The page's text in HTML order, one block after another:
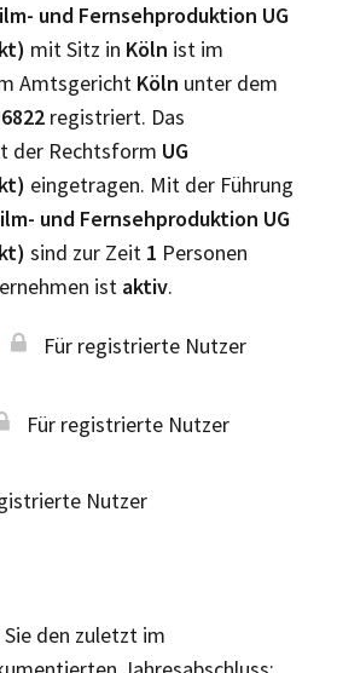
und Fernsehproduktion UG
mit Sitz in Köln ist im
Amtsgericht Köln unter dem
registriert. Das
der Rechtsform UG
eingetragen. Mit der Führung
und Fernsehproduktion UG
sind zur Zeit 1 Personen
ist aktiv.
Für registrierte Nutzer
Für registrierte Nutzer
Nutzer
den zuletzt im